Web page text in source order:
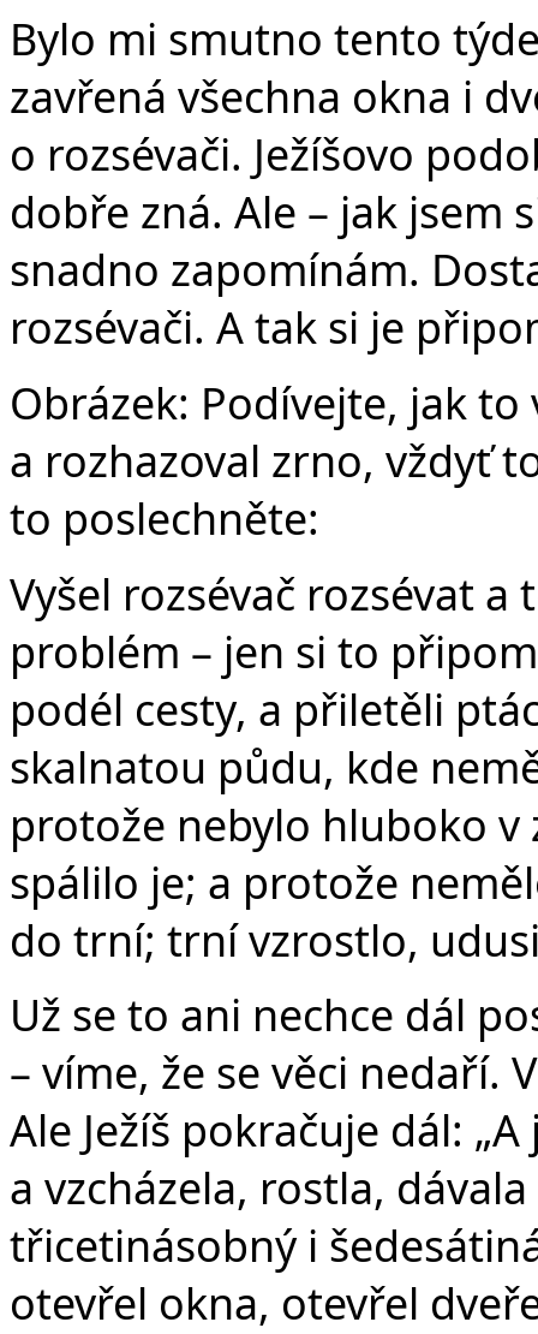
Bylo mi smutno tento
zavřená všechna okna i
o rozsévači. Ježíšovo
dobře zná. Ale – jak jsem
snadno zapomínám.
rozsévači. A tak si je
Obrázek: Podívejte, jak to
a rozhazoval zrno, vždyť
to poslechněte:
Vyšel rozsévač rozsévat
problém – jen si to
podél cesty, a přiletěli
skalnatou půdu, kde
protože nebylo hluboko v
spálilo je; a protože
do trní; trní vzrostlo,
Už se to ani nechce dál
– víme, že se věci nedaří.
Ale Ježíš pokračuje dál:
a vzcházela, rostla,
třicetinásobný i
otevřel okna, otevřel